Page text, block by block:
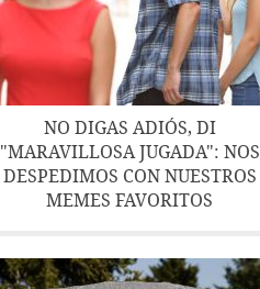
NO DIGAS ADIÓS, DI
"MARAVILLOSA JUGADA": NOS
DESPEDIMOS CON NUESTROS
MEMES FAVORITOS